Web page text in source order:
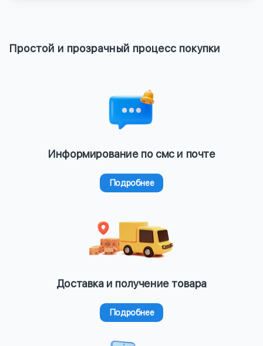
Простой и прозрачный процесс покупки
Информирование по смс и почте
Подробнее
Доставка и получение товара
Подробнее